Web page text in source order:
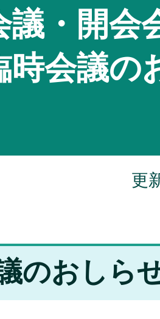
議・開会
時会議の
更
のおしら